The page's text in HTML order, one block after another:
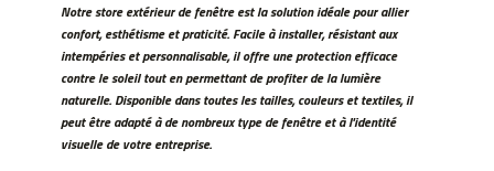
Notre store extérieur de fenêtre est la solution idéale pour allier
confort, esthétisme et praticité. Facile à installer, résistant aux
intempéries et personnalisable, il offre une protection efficace
contre le soleil tout en permettant de profiter de la lumière
naturelle. Disponible dans toutes les tailles, couleurs et textiles, il
peut être adapté à de nombreux type de fenêtre et à l'identité
visuelle de votre entreprise.